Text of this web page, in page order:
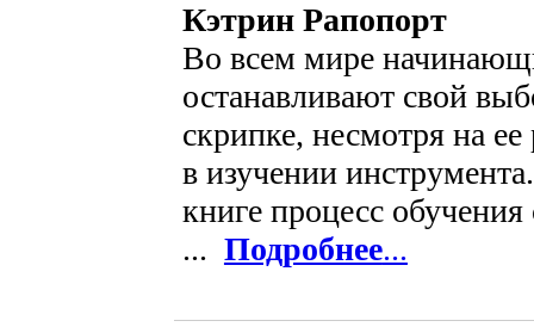
Кэтрин Рапопорт
Во всем мире
останавливают свой
скрипке, несмотря на
в изучении
книге процесс
... Подробнее...